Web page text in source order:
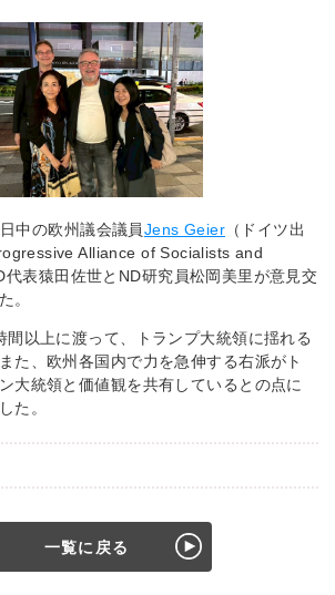
中の欧州議会議員Jens Geier （ドイツ出
Alliance of Socialists and
表猿田佐世とND研究員松岡美里が意見交
。
間以上に渡って、トランプ大統領に揺れる
た、欧州各国内で力を急伸する右派がト
大統領と価値観を共有しているとの点に
た。
一覧に戻る